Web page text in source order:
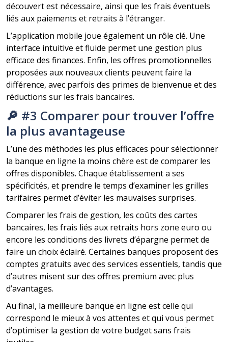
découvert est nécessaire, ainsi que les frais éventuels
liés aux paiements et retraits à l’étranger.
L’application mobile joue également un rôle clé. Une
interface intuitive et fluide permet une gestion plus
efficace des finances. Enfin, les offres promotionnelles
proposées aux nouveaux clients peuvent faire la
différence, avec parfois des primes de bienvenue et des
réductions sur les frais bancaires.
🔎 #3 Comparer pour trouver l’offre
la plus avantageuse
L’une des méthodes les plus efficaces pour sélectionner
la banque en ligne la moins chère est de comparer les
offres disponibles. Chaque établissement a ses
spécificités, et prendre le temps d’examiner les grilles
tarifaires permet d’éviter les mauvaises surprises.
Comparer les frais de gestion, les coûts des cartes
bancaires, les frais liés aux retraits hors zone euro ou
encore les conditions des livrets d’épargne permet de
faire un choix éclairé. Certaines banques proposent des
comptes gratuits avec des services essentiels, tandis que
d’autres misent sur des offres premium avec plus
d’avantages.
Au final, la meilleure banque en ligne est celle qui
correspond le mieux à vos attentes et qui vous permet
d’optimiser la gestion de votre budget sans frais